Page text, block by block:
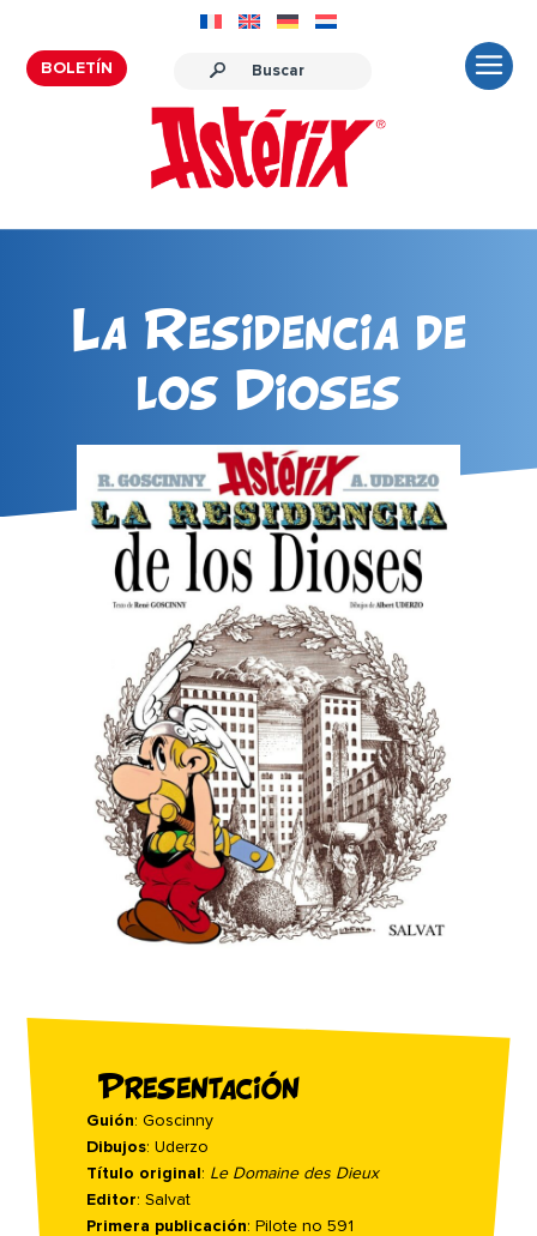
BOLETÍN
La Residencia de
los Dioses
Presentación
Guión: Goscinny
Dibujos: Uderzo
Título original : Le Domaine des Dieux
Editor: Salvat
Primera publicación: Pilote no 591